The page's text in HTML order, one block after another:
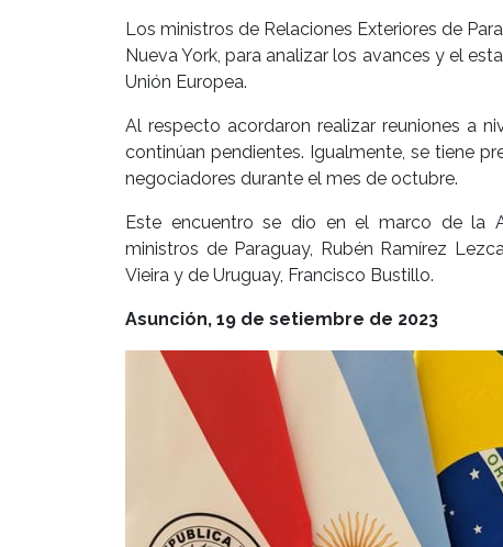
Los ministros de Relaciones Exteriores de
Nueva York, para analizar los avances y el
Unión Europea.
Al respecto acordaron realizar reuniones a
continúan pendientes. Igualmente, se tiene
negociadores durante el mes de octubre.
Este encuentro se dio en el marco de la
ministros de Paraguay, Rubén Ramírez
Vieira y de Uruguay, Francisco Bustillo.
Asunción, 19 de setiembre de 2023